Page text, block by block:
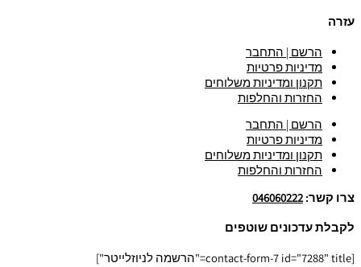
עזרה
הרשם | התחבר
מדיניות פרטיות
תקנון ומדיניות משלוחים
החזרות והחלפות
הרשם | התחבר
מדיניות פרטיות
תקנון ומדיניות משלוחים
החזרות והחלפות
צרו קשר: 046060222
לקבלת עדכונים שוטפים
[contact-form-7 id="7288" title="הרשמה לניוזלייטר"]